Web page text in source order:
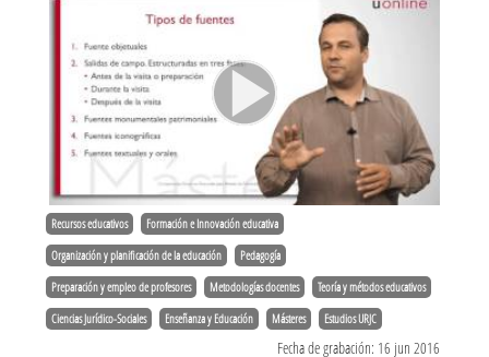
Recursos educativos Formación e Innovación educativa
Organización y planificación de la educación Pedagogía
Preparación y empleo de profesores Metodologías docentes Teoría y métodos educativos
Ciencias Jurídico-Sociales Enseñanza y Educación Másteres Estudios URJC
Fecha de grabación: 16 jun 2016